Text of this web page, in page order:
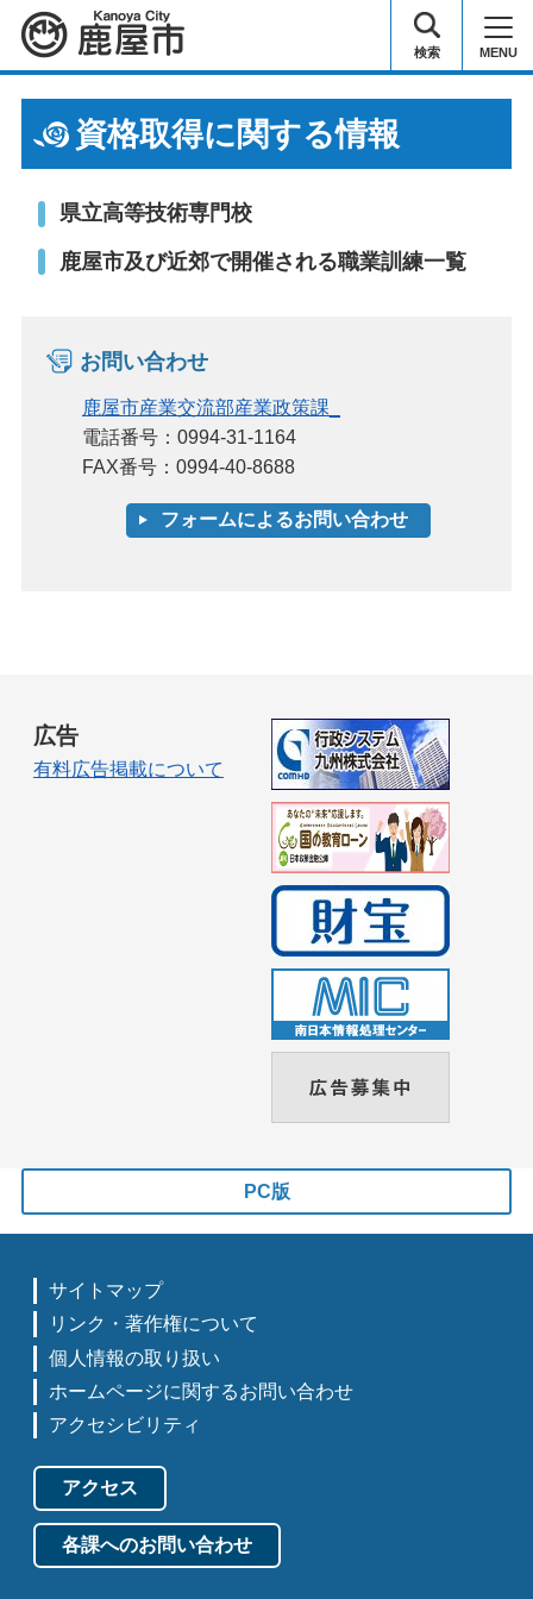
鹿屋市 検索 MENU
資格取得に関する情報
県立高等技術専門校
鹿屋市及び近郊で開催される職業訓練一覧
お問い合わせ
鹿屋市産業交流部産業政策課_
電話番号：0994-31-1164
FAX番号：0994-40-8688
広告
有料広告掲載について
PC版
サイトマップ
リンク・著作権について
個人情報の取り扱い
ホームページに関するお問い合わせ
アクセシビリティ
アクセス
各課へのお問い合わせ